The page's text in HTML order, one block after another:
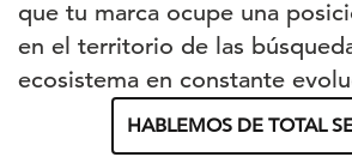
que tu marca ocupe una
en el territorio de las
ecosistema en constante
HABLEMOS DE TOTAL